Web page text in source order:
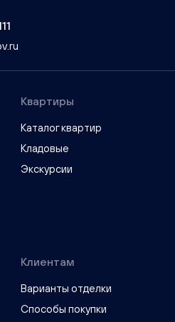
Квартиры
Каталог квартир
Кладовые
Экскурсии
Клиентам
Варианты отделки
Способы покупки